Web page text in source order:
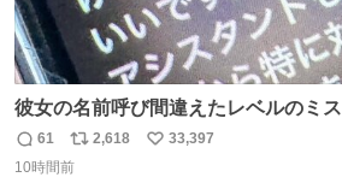
彼女の名前呼び間違えたレベルのミス
返
信
61
リ
ポ
2,618
い
33,397
10時間前